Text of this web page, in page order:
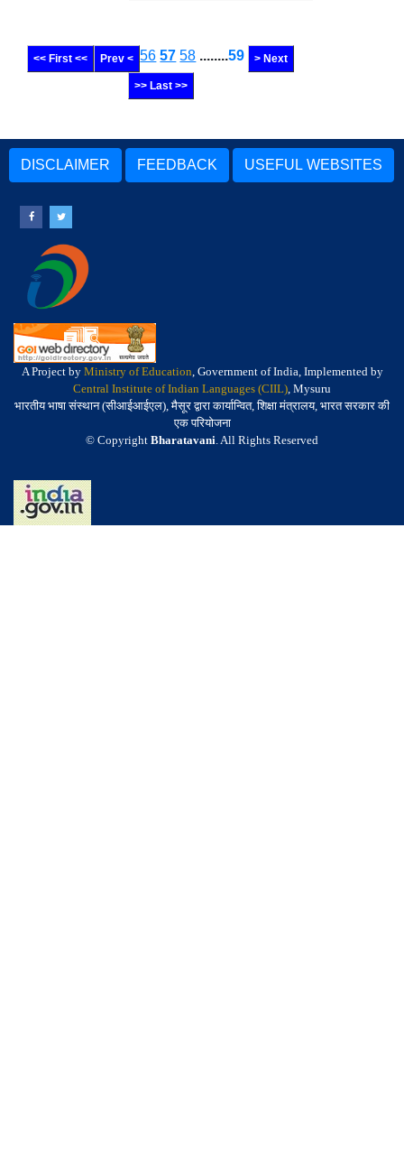
<< First << Prev < 56 57 58 ........59 > Next
>> Last >>
DISCLAIMER FEEDBACK USEFUL WEBSITES
A Project by Ministry of Education, Government of India, Implemented by
Central Institute of Indian Languages (CIIL), Mysuru
भारतीय भाषा संस्थान (सीआईआईएल), मैसूर द्वारा कार्यान्वित, शिक्षा मंत्रालय, भारत सरकार की
एक परियोजना
© Copyright Bharatavani. All Rights Reserved